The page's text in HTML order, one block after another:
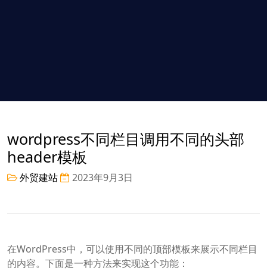
wordpress不同栏目调用不同的头部
header模板
外贸建站 2023年9月3日
在WordPress中，可以使用不同的顶部模板来展示不同栏目
的内容。下面是一种方法来实现这个功能：